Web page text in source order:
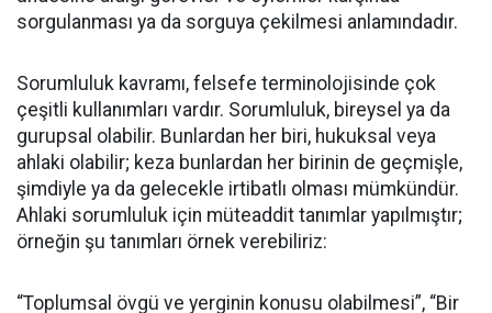
sorgulanması ya da sorguya çekilmesi anlamındadır.
Sorumluluk kavramı, felsefe terminolojisinde çok
çeşitli kullanımları vardır. Sorumluluk, bireysel ya da
gurupsal olabilir. Bunlardan her biri, hukuksal veya
ahlaki olabilir; keza bunlardan her birinin de geçmişle,
şimdiyle ya da gelecekle irtibatlı olması mümkündür.
Ahlaki sorumluluk için müteaddit tanımlar yapılmıştır;
örneğin şu tanımları örnek verebiliriz:
“Toplumsal övgü ve yerginin konusu olabilmesi”, “Bir